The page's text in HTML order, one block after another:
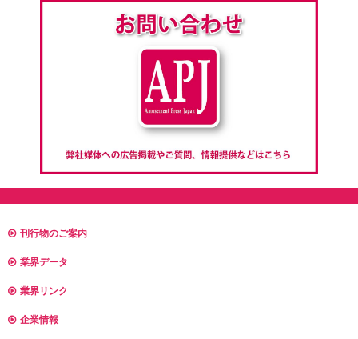
刊行物のご案内
業界データ
業界リンク
企業情報